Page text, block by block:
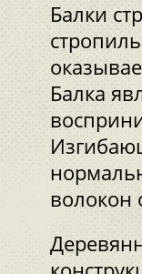
Балки
Балка